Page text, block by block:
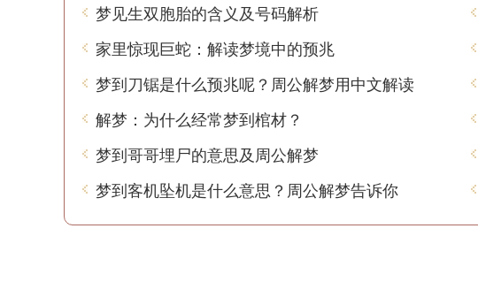
梦见生双胞胎的含义及号码解析
家里惊现巨蛇：解读梦境中的预兆
梦到刀锯是什么预兆呢？周公解梦用中文解读
解梦：为什么经常梦到棺材？
梦到哥哥埋尸的意思及周公解梦
梦到客机坠机是什么意思？周公解梦告诉你